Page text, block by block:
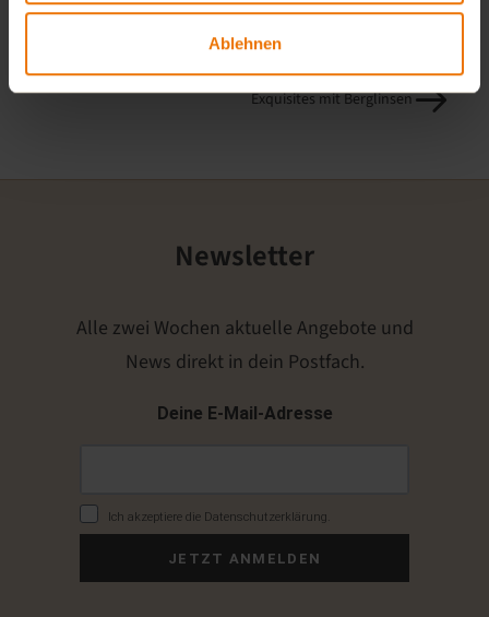
Ablehnen
Exquisites mit Berglinsen
Newsletter
Alle zwei Wochen aktuelle Angebote und
News direkt in dein Postfach.
Deine E-Mail-Adresse
Ich akzeptiere die Datenschutzerklärung.
JETZT ANMELDEN